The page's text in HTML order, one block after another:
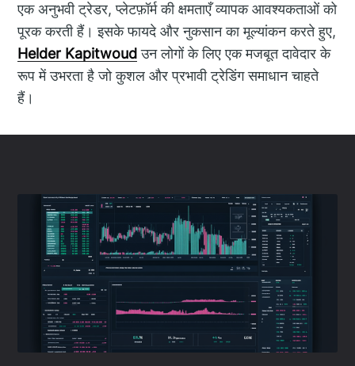
एक अनुभवी ट्रेडर, प्लेटफ़ॉर्म की क्षमताएँ व्यापक आवश्यकताओं को
पूरक करती हैं। इसके फायदे और नुकसान का मूल्यांकन करते हुए,
Helder Kapitwoud उन लोगों के लिए एक मजबूत दावेदार के
रूप में उभरता है जो कुशल और प्रभावी ट्रेडिंग समाधान चाहते
हैं।